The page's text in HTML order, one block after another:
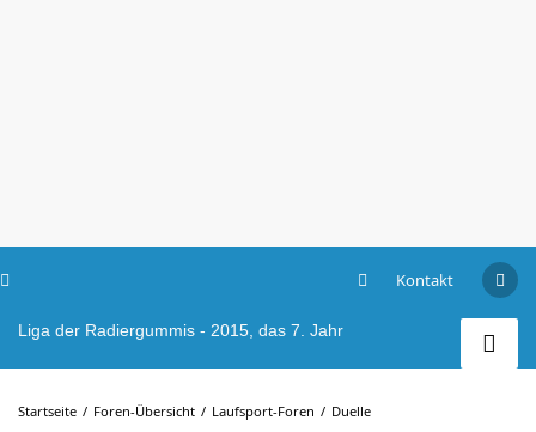
Kontakt
Liga der Radiergummis - 2015, das 7. Jahr
Startseite Foren-Übersicht Laufsport-Foren Duelle